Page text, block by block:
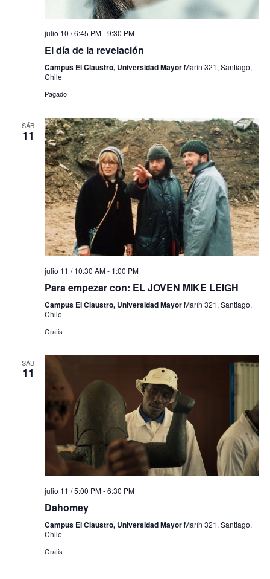
julio 10 / 6:45 PM-9:30 PM
El día de la revelación
Campus El Claustro, Universidad MayorMarín 321, Santiago,
Chile
Pagado
SÁB
11
julio 11 / 10:30 AM- 1:00 PM
Para empezar con: EL JOVEN MIKE LEIGH
Campus El Claustro, Universidad MayorMarín 321, Santiago,
Chile
Gratis
SÁB
11
julio 11 / 5:00 PM-6:30 PM
Dahomey
Campus El Claustro, Universidad MayorMarín 321, Santiago,
Chile
Gratis